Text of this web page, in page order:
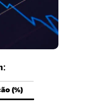
:
(%)